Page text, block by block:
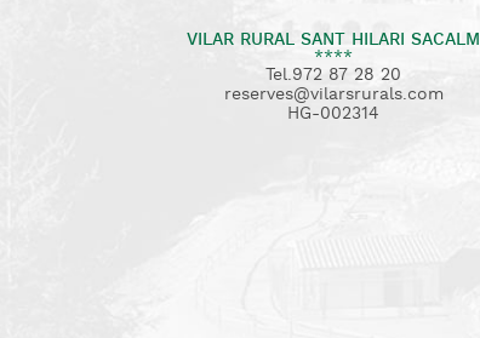
VILAR RURAL SANT HILARI SACALM
****
Tel.972 87 28 20
reserves@vilarsrurals.com
HG-002314